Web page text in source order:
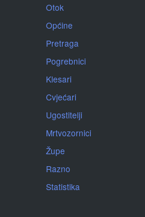
Otok
Općine
Pretraga
Pogrebnici
Klesari
Cvjećari
Ugostitelji
Mrtvozornici
Župe
Razno
Statistika